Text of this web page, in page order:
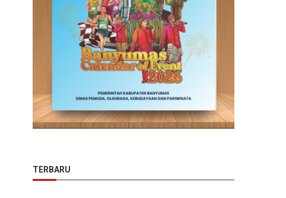
TERBARU